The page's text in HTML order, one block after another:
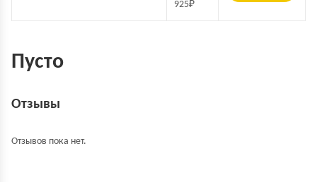
925₽
Пусто
Отзывы
Отзывов пока нет.